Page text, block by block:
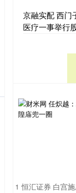
京融实配 西门
医疗一事举行
1 恒汇证券 白宫